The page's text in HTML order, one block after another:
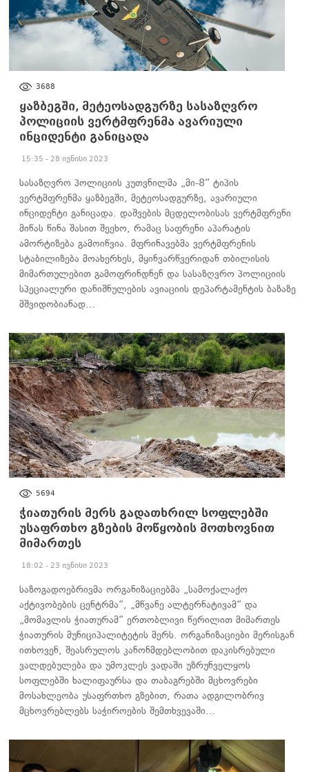
3688
ყაზბეგში, მეტეოსადგურზე სასაზღვრო
პოლიციის ვერტმფრენმა ავარიული
ინციდენტი განიცადა
15:35 - 28 ივნისი 2023
სასაზღვრო პოლიციის კუთვნილმა „მი-8“ ტიპის
ვერტმფრენმა ყაზბეგში, მეტეოსადგურზე, ავარიული
ინციდენტი განიცადა. დაშვების მცდელობისას ვერტმფრენი
მიწას წინა შასით შეეხო, რამაც საფრენი აპარატის
ამორტიზება გამოიწვია. მფრინავებმა ვერტმფრენის
სტაბილიზება მოახერხეს, მყინვარწვერიდან თბილისის
მიმართულებით გამოფრინდნენ და სასაზღვრო პოლიციის
სპეციალური დანიშნულების ავიაციის დეპარტამენტის ბაზაზე
მშვიდობიანად…
5694
ჭიათურის მერს გადათხრილ სოფლებში
უსაფრთხო გზების მოწყობის მოთხოვნით
მიმართეს
18:02 - 23 ივნისი 2023
საზოგადოებრივმა ორგანიზაციებმა „სამოქალაქო
აქტივობების ცენტრმა“, „მწვანე ალტერნატივამ“ და
„მომავლის ჭიათურამ“ ერთობლივი წერილით მიმართეს
ჭიათურის მუნიციპალიტეტის მერს. ორგანიზაციები მერისგან
ითხოვენ, შეასრულოს კანონმდებლობით დაკისრებული
ვალდებულება და უმოკლეს ვადაში უზრუნველყოს
სოფლებში ხალიფაურსა და თაბაგრებში მცხოვრები
მოსახლეობა უსაფრთხო გზებით, რათა ადგილობრივ
მცხოვრებლებს საჭიროების შემთხვევაში…